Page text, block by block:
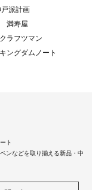
派計画
満寿屋
ラフツマン
キングダムノート
ト
ンなどを取り揃える新品・中